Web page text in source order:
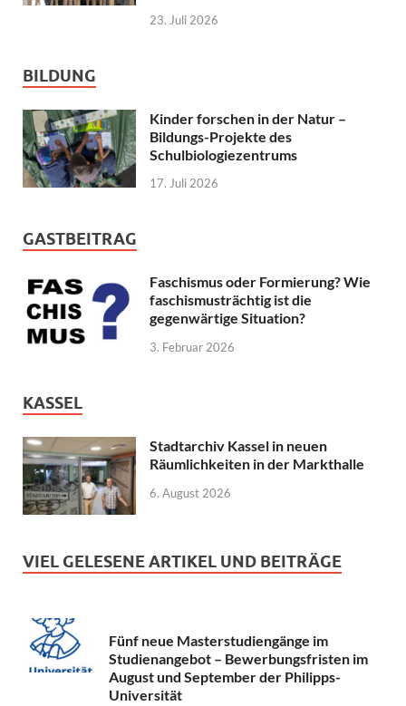
23. Juli 2026
BILDUNG
Kinder forschen in der Natur –
Bildungs-Projekte des
Schulbiologiezentrums
17. Juli 2026
GASTBEITRAG
Faschismus oder Formierung? Wie
faschismusträchtig ist die
gegenwärtige Situation?
3. Februar 2026
KASSEL
Stadtarchiv Kassel in neuen
Räumlichkeiten in der Markthalle
6. August 2026
VIEL GELESENE ARTIKEL UND BEITRÄGE
Fünf neue Masterstudiengänge im
Studienangebot – Bewerbungsfristen im
August und September der Philipps-
Universität